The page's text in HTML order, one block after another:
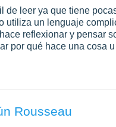
de leer ya que tiene
utiliza un lenguaje
reflexionar y pensar
por qué hace una cosa
Rousseau